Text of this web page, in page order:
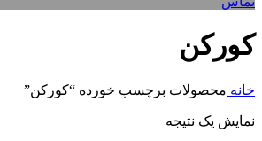
کورکن
خانه محصولات برچسب خورده “کورکن”
نمایش یک نتیجه